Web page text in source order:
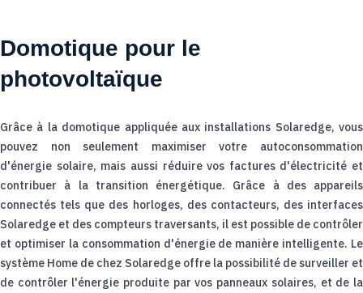
Domotique pour le
photovoltaïque
Grâce à la domotique appliquée aux installations Solaredge, vous
pouvez non seulement maximiser votre autoconsommation
d'énergie solaire, mais aussi réduire vos factures d'électricité et
contribuer à la transition énergétique. Grâce à des appareils
connectés tels que des horloges, des contacteurs, des interfaces
Solaredge et des compteurs traversants, il est possible de contrôler
et optimiser la consommation d'énergie de manière intelligente. Le
système Home de chez Solaredge offre la possibilité de surveiller et
de contrôler l'énergie produite par vos panneaux solaires, et de la